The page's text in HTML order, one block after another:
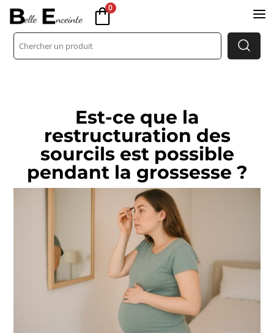
0 a
Est‑ce que la
restructuration des
sourcils est possible
pendant la grossesse ?